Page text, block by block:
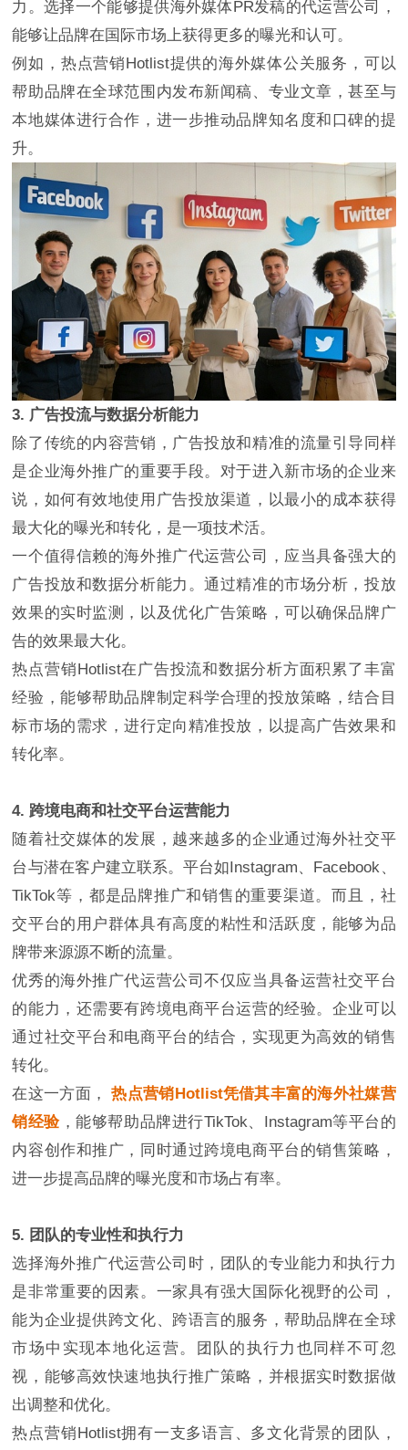
力。选择一个能够提供海外媒体PR发稿的代运营公司，
能够让品牌在国际市场上获得更多的曝光和认可。
例如，热点营销Hotlist提供的海外媒体公关服务，可以
帮助品牌在全球范围内发布新闻稿、专业文章，甚至与
本地媒体进行合作，进一步推动品牌知名度和口碑的提
升。
3. 广告投流与数据分析能力
除了传统的内容营销，广告投放和精准的流量引导同样
是企业海外推广的重要手段。对于进入新市场的企业来
说，如何有效地使用广告投放渠道，以最小的成本获得
最大化的曝光和转化，是一项技术活。
一个值得信赖的海外推广代运营公司，应当具备强大的
广告投放和数据分析能力。通过精准的市场分析，投放
效果的实时监测，以及优化广告策略，可以确保品牌广
告的效果最大化。
热点营销Hotlist在广告投流和数据分析方面积累了丰富
经验，能够帮助品牌制定科学合理的投放策略，结合目
标市场的需求，进行定向精准投放，以提高广告效果和
转化率。
4. 跨境电商和社交平台运营能力
随着社交媒体的发展，越来越多的企业通过海外社交平
台与潜在客户建立联系。平台如Instagram、Facebook、
TikTok等，都是品牌推广和销售的重要渠道。而且，社
交平台的用户群体具有高度的粘性和活跃度，能够为品
牌带来源源不断的流量。
优秀的海外推广代运营公司不仅应当具备运营社交平台
的能力，还需要有跨境电商平台运营的经验。企业可以
通过社交平台和电商平台的结合，实现更为高效的销售
转化。
在这一方面，热点营销Hotlist凭借其丰富的海外社媒营
销经验，能够帮助品牌进行TikTok、Instagram等平台的
内容创作和推广，同时通过跨境电商平台的销售策略，
进一步提高品牌的曝光度和市场占有率。
5. 团队的专业性和执行力
选择海外推广代运营公司时，团队的专业能力和执行力
是非常重要的因素。一家具有强大国际化视野的公司，
能为企业提供跨文化、跨语言的服务，帮助品牌在全球
市场中实现本地化运营。团队的执行力也同样不可忽
视，能够高效快速地执行推广策略，并根据实时数据做
出调整和优化。
热点营销Hotlist拥有一支多语言、多文化背景的团队，